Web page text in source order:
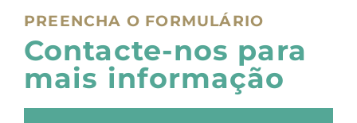
PREENCHA O FORMULÁRIO
Contacte-nos para
mais informação